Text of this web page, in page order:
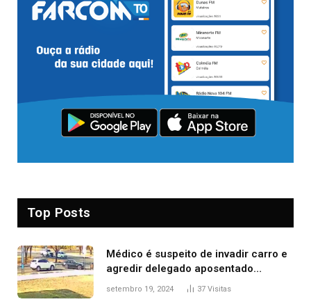
Top Posts
Médico é suspeito de invadir carro e
agredir delegado aposentado
durante confusão no trânsito
setembro 19, 2024 37 Visitas